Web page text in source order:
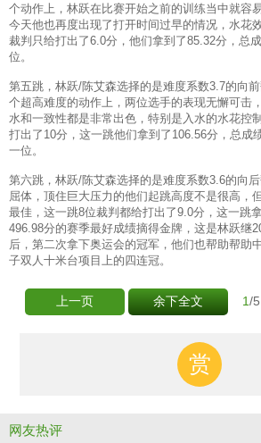
个动作上，林跃在比赛开始之前的训练当中就容
今天他也再度出现了打开时间过早的情况，水花
裁判只给打出了6.0分，他们拿到了85.32分，总
位。
第五跳，林跃/陈艾森选择的是难度系数3.7的向
个超高难度的动作上，两位选手的表现无懈可击
水和一致性都是非常出色，特别是入水的水花控
打出了10分，这一跳他们拿到了106.56分，总成
一位。
第六跳，林跃/陈艾森选择的是难度系数3.6的向
屈体，顶住巨大压力的他们起跳高度不是很高，
最佳，这一跳8位裁判都给打出了9.0分，这一跳
496.98分的赛季最好成绩摘得金牌，这是林跃继
后，第二次拿下奥运会的冠军，他们也帮助帮助
子双人十米台项目上的四连冠。
上一页 余下全文 1/5
赏
网友热评